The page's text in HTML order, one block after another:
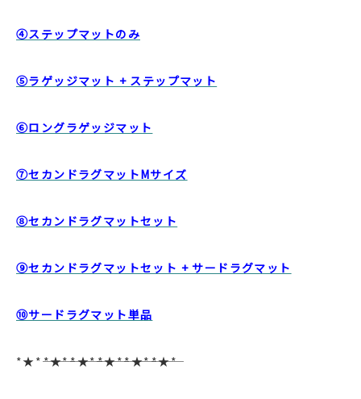
④ステップマットのみ
⑤ラゲッジマット + ステップマット
⑥ロングラゲッジマット
⑦セカンドラグマットMサイズ
⑧セカンドラグマットセット
⑨セカンドラグマットセット + サードラグマット
⑩サードラグマット単品
*★*―――*★*―――*★*―――*★*―――*★*―――*★*